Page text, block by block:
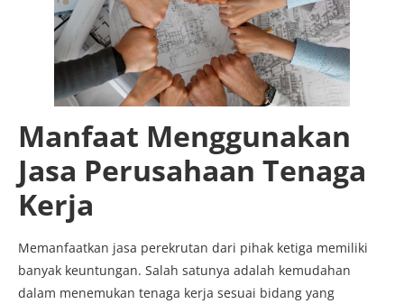
Manfaat Menggunakan
Jasa Perusahaan Tenaga
Kerja
Memanfaatkan jasa perekrutan dari pihak ketiga memiliki
banyak keuntungan. Salah satunya adalah kemudahan
dalam menemukan tenaga kerja sesuai bidang yang